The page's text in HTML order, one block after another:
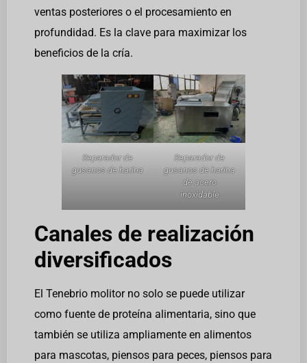
ventas posteriores o el procesamiento en
profundidad. Es la clave para maximizar los
beneficios de la cría.
Separador de
gusanos de harina
Separador de
gusanos de harina
de acero
inoxidable
Canales de realización
diversificados
El Tenebrio molitor no solo se puede utilizar
como fuente de proteína alimentaria, sino que
también se utiliza ampliamente en alimentos
para mascotas, piensos para peces, piensos para